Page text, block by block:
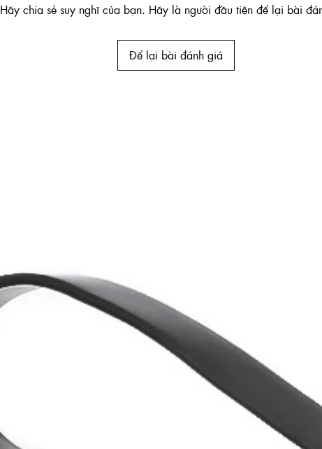
Hãy chia sẻ suy nghĩ của bạn. Hãy là người đầu tiên để lại bài
Để lại bài đánh giá